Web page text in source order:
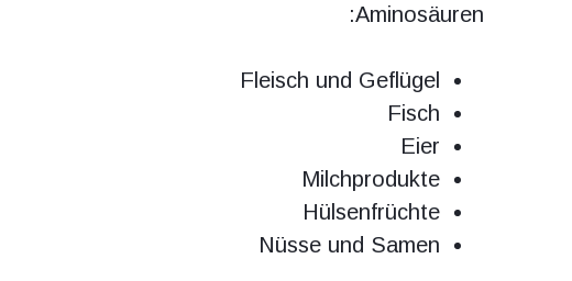
Aminosäuren:
Fleisch und Geflügel
Fisch
Eier
Milchprodukte
Hülsenfrüchte
Nüsse und Samen